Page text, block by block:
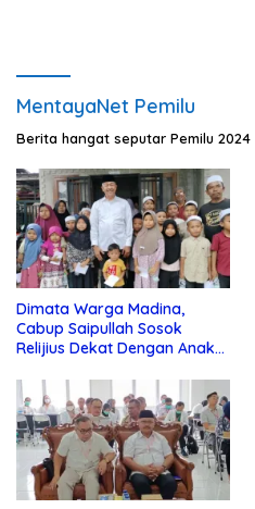
MentayaNet Pemilu
Berita hangat seputar Pemilu 2024
Dimata Warga Madina,
Cabup Saipullah Sosok
Relijius Dekat Dengan Anak